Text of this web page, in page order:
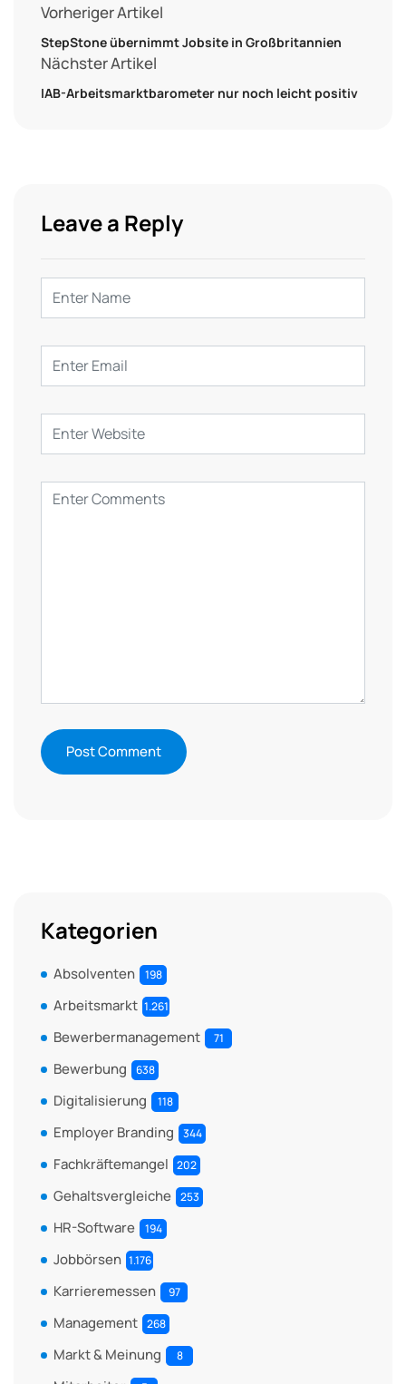
Vorheriger Artikel
StepStone übernimmt Jobsite in Großbritannien
Nächster Artikel
IAB-Arbeitsmarktbarometer nur noch leicht positiv
Leave a Reply
Kategorien
Absolventen 198
Arbeitsmarkt 1.261
Bewerbermanagement 71
Bewerbung 638
Digitalisierung 118
Employer Branding 344
Fachkräftemangel 202
Gehaltsvergleiche 253
HR-Software 194
Jobbörsen 1.176
Karrieremessen 97
Management 268
Markt & Meinung 8